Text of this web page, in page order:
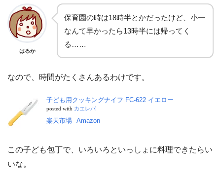
はるか
保育園の時は18時半とかだったけど、小一
なんて早かったら13時半には帰ってく
る……
なので、時間がたくさんあるわけです。
子ども用クッキングナイフ FC-622 イエロー
posted with カエレバ
楽天市場 Amazon
この子ども包丁で、いろいろといっしょに料理できたらい
いな。